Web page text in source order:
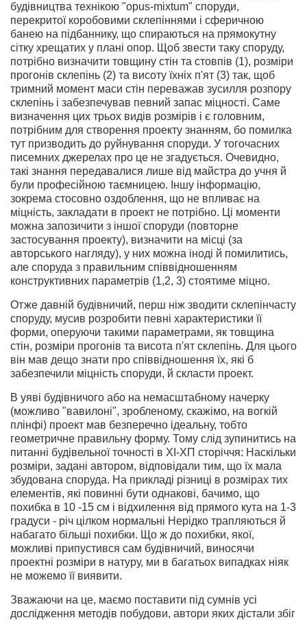
будівництва технікою "opus-mixtum" споруди,
перекритої коробовими склепіннями і сферичною
банею на підбаннику, що спираються на прямокутну
сітку хрещатих у плані опор. Щоб звести таку споруду,
потрібно визначити товщину стін та стовпів (1), розміри
прогонів склепінь (2) та висоту їхніх п'ят (3) так, щоб
тримний момент маси стін переважав зусилля розпору
склепінь і забезпечував певний запас міцності. Саме
визначення цих трьох видів розмірів і є головним,
потрібним для створення проекту знанням, бо помилка
тут призводить до руйнування споруди. У тогочасних
писемних джерелах про це не згадується. Очевидно,
такі знання передавалися лише від майстра до учня й
були професійною таємницею. Іншу інформацію,
зокрема стосовно оздоблення, що не впливає на
міцність, закладати в проект не потрібно. Ці моменти
можна запозичити з іншої споруди (повторне
застосування проекту), визначити на місці (за
авторського нагляду), у них можна іноді й помилитись,
але споруда з правильним співвідношенням
конструктивних параметрів (1,2, 3) стоятиме міцно.
Отже давній будівничий, перш ніж зводити склепінчасту
споруду, мусив розробити певні характеристики її
форми, оперуючи такими параметрами, як товщина
стін, розміри прогонів та висота п'ят склепінь. Для цього
він мав дещо знати про співвідношення їх, які б
забезпечили міцність споруди, й скласти проект.
В уяві будівничого або на немасштабному начерку
(можливо "вавилоні", зробленому, скажімо, на вогкій
плінфі) проект мав безперечно ідеальну, тобто
геометричне правильну форму. Тому слід зупинитись на
питанні будівельної точності в ХІ-ХП сторіччя: Наскільки
розміри, задані автором, відповідали тим, що їх мала
збудована споруда. На прикладі різниці в розмірах тих
елементів, які повинні бути однакові, бачимо, що
похибка в 10 -15 см і відхилення від прямого кута на 1-3
градуси - річ цілком нормальні Нерідко трапляються й
набагато більші похибки. Що ж до похибки, якої,
можливі припустився сам будівничий, виносячи
проектні розміри в натуру, ми в багатьох випадках ніяк
не можемо її виявити.
Зважаючи на це, маємо поставити під сумнів усі
дослідження методів побудови, автори яких дістали збіг